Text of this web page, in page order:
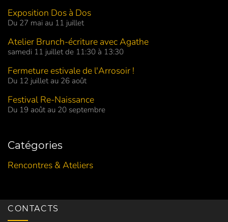
Exposition Dos à Dos
Du 27 mai au 11 juillet
Atelier Brunch-écriture avec Agathe
samedi 11 juillet de 11:30 à 13:30
Fermeture estivale de l'Arrosoir !
Du 12 juillet au 26 août
Festival Re-Naissance
Du 19 août au 20 septembre
Catégories
Rencontres & Ateliers
CONTACTS